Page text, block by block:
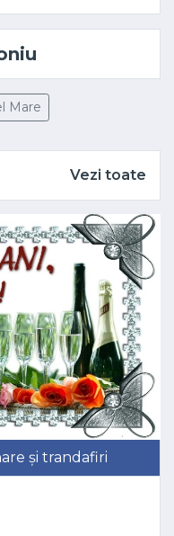
Mare
Vezi toate
și trandafiri